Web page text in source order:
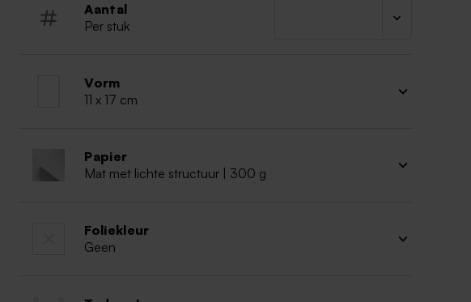
Aantal
Per stuk
Vorm
11 x 17 cm
Papier
Mat met lichte structuur | 300 g
Foliekleur
Geen